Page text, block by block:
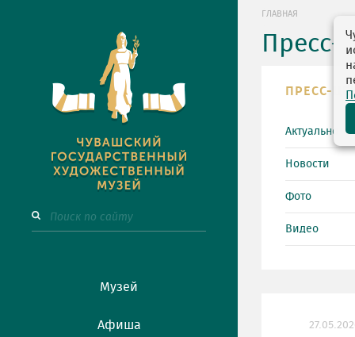
Музей
Афиша
ГЛАВНАЯ
Пресс-
ПРЕСС-
Актуально
Новости
Фото
Видео